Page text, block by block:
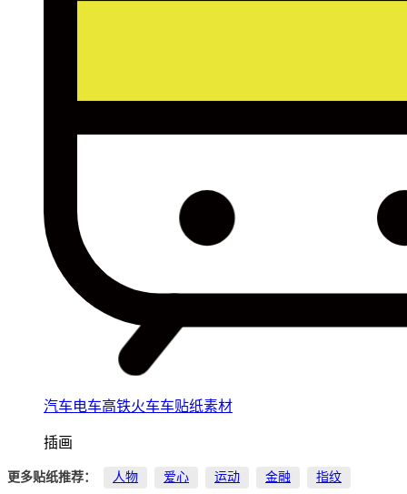
汽车电车高铁火车车贴纸素材
插画
更多贴纸推荐： 人物 爱心 运动 金融 指纹